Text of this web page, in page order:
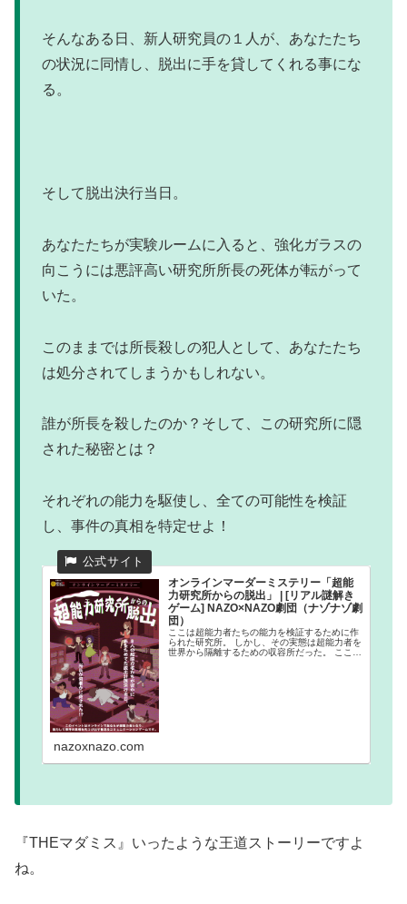
そんなある日、新人研究員の１人が、あなたたち
の状況に同情し、脱出に手を貸してくれる事にな
る。
そして脱出決行当日。
あなたたちが実験ルームに入ると、強化ガラスの
向こうには悪評高い研究所所長の死体が転がって
いた。
このままでは所長殺しの犯人として、あなたたち
は処分されてしまうかもしれない。
誰が所長を殺したのか？そして、この研究所に隠
された秘密とは？
それぞれの能力を駆使し、全ての可能性を検証
し、事件の真相を特定せよ！
オンラインマーダーミステリー「超能
力研究所からの脱出」 | [リアル謎解き
ゲーム] NAZO×NAZO劇団（ナゾナゾ劇
団）
ここは超能力者たちの能力を検証するために作
られた研究所。 しかし、その実態は超能力者を
世界から隔離するための収容所だった。 ここに
nazoxnazo.com
『THEマダミス』いったような王道ストーリーですよ
ね。